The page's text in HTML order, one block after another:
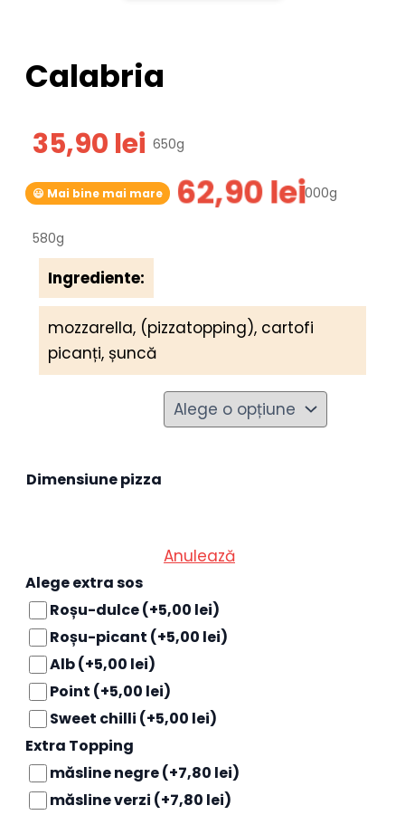
Calabria
35,90 lei 650g
😃 Mai bine mai mare 62,90 lei 000g
580g
Ingrediente:
mozzarella, (pizzatopping), cartofi
picanți, șuncă
Dimensiune pizza
Anulează
Alege extra sos
Roșu-dulce(+5,00 lei)
Roșu-picant (+5,00 lei)
Alb(+5,00 lei)
Point (+5,00 lei)
Sweet chilli (+5,00 lei)
Extra Topping
măsline negre(+7,80 lei)
măsline verzi (+7,80 lei)